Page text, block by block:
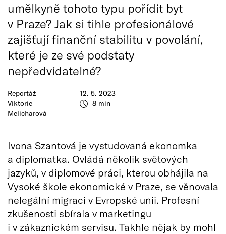
Reportáž
Viktorie
Melicharová
12. 5. 2023
8 min
umělkyně tohoto typu pořídit byt
v Praze? Jak si tihle profesionálové
zajišťují finanční stabilitu v povolání,
které je ze své podstaty
nepředvídatelné?
Ivona Szantová je vystudovaná ekonomka
a diplomatka. Ovládá několik světových
jazyků, v diplomové práci, kterou obhájila na
Vysoké škole ekonomické v Praze, se věnovala
nelegální migraci v Evropské unii. Profesní
zkušenosti sbírala v marketingu
i v zákaznickém servisu. Takhle nějak by mohl